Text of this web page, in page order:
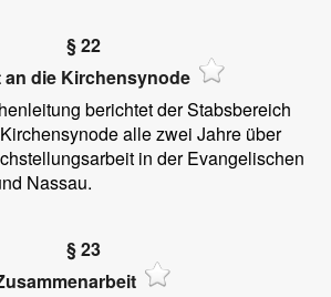
§ 22
an die Kirchensynode
berichtet der Stabsbereich
alle zwei Jahre über
in der Evangelischen
Nassau.
§ 23